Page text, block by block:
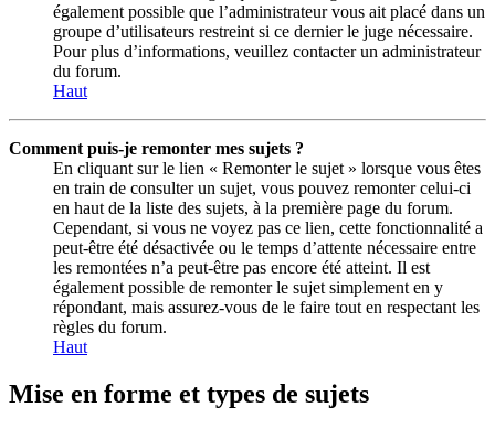
également possible que l’administrateur vous ait placé dans un
groupe d’utilisateurs restreint si ce dernier le juge nécessaire.
Pour plus d’informations, veuillez contacter un administrateur
du forum.
Haut
Comment puis-je remonter mes sujets ?
En cliquant sur le lien « Remonter le sujet » lorsque vous êtes
en train de consulter un sujet, vous pouvez remonter celui-ci
en haut de la liste des sujets, à la première page du forum.
Cependant, si vous ne voyez pas ce lien, cette fonctionnalité a
peut-être été désactivée ou le temps d’attente nécessaire entre
les remontées n’a peut-être pas encore été atteint. Il est
également possible de remonter le sujet simplement en y
répondant, mais assurez-vous de le faire tout en respectant les
règles du forum.
Haut
Mise en forme et types de sujets